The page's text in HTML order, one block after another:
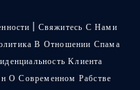
Свяжитесь С Нами
В Отношении Спама
Kлиента
О Современном Рабстве